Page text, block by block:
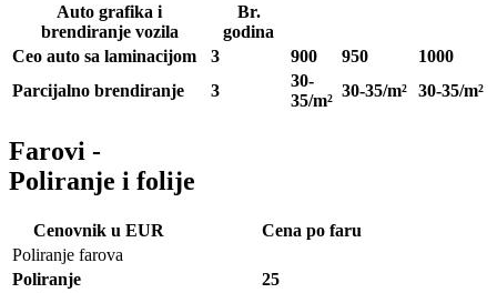
Auto grafika i
brendiranje vozila
Br.
godina
Ceo auto sa laminacijom
3 900 950
1000
Parcijalno brendiranje
3
30-
35/m²
30-35/m² 30-35/m²
Farovi -
Poliranje i folije
Cenovnik u EUR
Cena po faru
Poliranje farova
Poliranje
25